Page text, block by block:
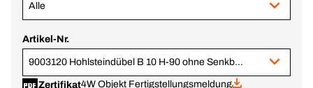
Alle
Artikel-Nr.
9003120 Hohlsteindübel B 10 H-90 ohne Senkbund
Zertifikat4W Objekt Fertigstellungsmeldung